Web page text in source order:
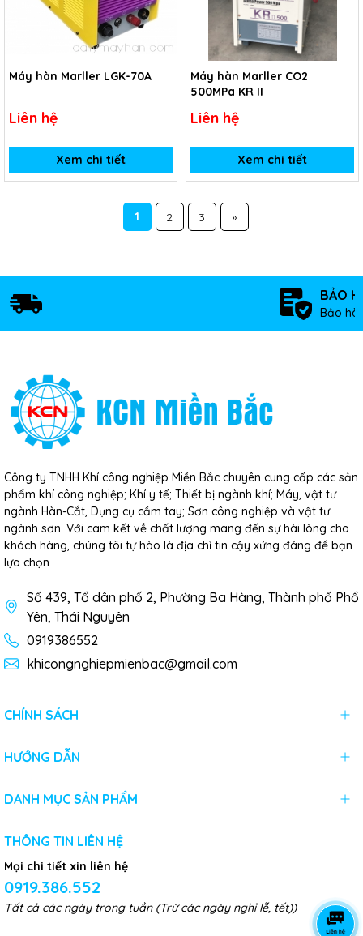
Máy hàn Marller LGK-70A
Liên hệ
Xem chi tiết
Máy hàn Marller CO2
500MPa KR II
Liên hệ
Xem chi tiết
1 2 3 »
BẢO
Bảo
Công ty TNHH Khí công nghiệp Miền Bắc chuyên cung cấp các sản
phẩm khí công nghiệp; Khí y tế; Thiết bị ngành khí; Máy, vật tư
ngành Hàn-Cắt, Dụng cụ cầm tay; Sơn công nghiệp và vật tư
ngành sơn. Với cam kết về chất lượng mang đến sự hài lòng cho
khách hàng, chúng tôi tự hào là địa chỉ tin cậy xứng đáng để bạn
lựa chọn
Số 439, Tổ dân phố 2, Phường Ba Hàng, Thành phố Phổ
Yên, Thái Nguyên
0919386552
khicongnghiepmienbac@gmail.com
CHÍNH SÁCH
HƯỚNG DẪN
DANH MỤC SẢN PHẨM
THÔNG TIN LIÊN HỆ
Mọi chi tiết xin liên hệ
0919.386.552
Tất cả các ngày trong tuần (Trừ các ngày nghỉ lễ, tết))